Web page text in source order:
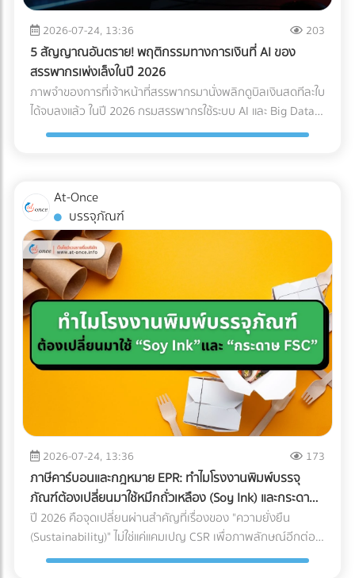
(ระบบบริหารคุณภาพสำหรับเครื่องมือแพทย์) หรือ GDP (Good
Distribution Practice) เพื่อการันตีความมืออาชีพ ระบบติดตาม
แบบ Real-Time (IoT Tracking): ในยุคนี้ การเช็กแค่ว่า "ของถึง
ไหนแล้ว" ไม่พออีกต่อไป ต้องมีเซนเซอร์ IoT ติดไว้กับกล่องสินค้า
เพื่อวัดค่า G-Force (แรงกระแทก), อุณหภูมิ และความเอียง (Tilt)
ตลอดการเดินทาง ซึ่งข้อมูลเหล่านี้สามารถใช้เป็นหลักฐานยืนยัน
ความสมบูรณ์ของสินค้าเมื่อส่งมอบได้ สรุปความคุ้มค่า (ROI):
ย่อมมีราคาสูงกว่าขนส่งทั่วไปประมาณ 20-30% แต่ในมุมมอง
ของการบริหารความเสี่ยง (Risk Management) การลงทุนตรง
นี้ "คุ้มค่ามหาศาล" เมื่อเทียบกับสิ่งที่คุณต้องเสียหากเกิดข้อผิด
พลาด เช่น ค่าซ่อมแซมอะไหล่หลักแสน, ค่าเสียโอกาสจากการ
เลื่อนวันเปิดคลินิก, ค่าปรับจากโรงพยาบาล หรือแม้แต่การถูก
บริษัทประกันปฏิเสธความคุ้มครองเพราะใช้ระบบขนส่งที่ไม่ได้
มาตรฐาน การเลือกใช้บริการขนส่งเฉพาะทางจึงเปรียบเสมือน
การซื้อ "ความสบายใจ" และ "ความมั่นคง" ให้กับธุรกิจของคุณ
ครับ ???? อุปกรณ์การแพทย์ของคุณมีมูลค่าสูงเกินกว่าจะฝากไว้
กับใครก็ได้ การหาบริษัท Logistics (3PL) ที่มีรถขนส่งแบบ Air-
Ride Suspension พร้อมทีมงานที่ผ่านการอบรมมาตรฐาน
White Glove Service ไม่ใช่เรื่องง่ายและต้องใช้เวลาในการตรวจ
สอบประวัติอย่างละเอียด ลดความเสี่ยงและประหยัดเวลาของฝ่าย
จัดซื้อ ด้วยการค้นหาและเปรียบเทียบบริษัทขนส่งเฉพาะทาง
สำหรับเครื่องมือแพทย์ (Healthcare Logistics) ที่ได้มาตรฐาน
สากล ได้ฟรีที่ At-once แพลตฟอร์มรวบรวมธุรกิจ B2B ชั้นนำ
ของประเทศไทย
Page เฉพาะกิจ (Dedicated Landing Page) อย่าส่งลูกค้ากลุ่ม
นี้ไปที่หน้า Home ของเว็บไซต์โรงแรมทั่วไป ให้สร้างหน้า Landing
Page แยกออกมาต่างหากเพื่อขายแพ็กเกจ Long-stay โดย
เฉพาะ หน้านี้ต้องโชว์ภาพห้องทำงานที่สว่าง มีปลั๊กไฟเพียงพอ
และระบุความเร็วอินเทอร์เน็ตอย่างชัดเจน พร้อมปุ่ม Call-to-
Action ที่กระตุ้นให้เกิดการจองตรง (Direct Booking) ทันที 2.
จัดแพ็กเกจ "Ready to Work" เพื่ออัปราคา (Upselling) แทนที่
จะลดราคาห้องพักเพื่อแข่งกับอพาร์ตเมนต์ ให้คุณเพิ่มมูลค่า
อุปกรณ์เหล่านี้เพียงหลักพัน สามารถนำมาตั้งเป็นแพ็กเกจ "Pro
Nomad" ที่ชาร์จราคาเพิ่มได้เดือนละหลายพันบาท แถมยังเป็น
สเปกที่ดึงดูดใจชาว Remote Worker ขั้นสุด 3. ยิงโฆษณาแบบ
เจาะจงเป้าหมาย (Precision Targeting Ads) เลิกหว่านโฆษณา
กว้างๆ แล้วหันมาใช้กลยุทธ์ยิงแอด (Digital Ads) เจาะกลุ่มคน
ต่างชาติที่ทำงานออนไลน์ เช่น ค้นหาผู้ที่สนใจ "Work from
Thailand", "Digital Nomad Visa Thailand" หรือทำ
Retargeting ไปยังกลุ่มที่เคยเข้ามาดูเว็บไซต์ของคุณแต่ยังไม่
ตัดสินใจจอง อย่าปล่อยให้โอกาสหลุดลอยไป... ให้ At-once ช่วย
คุณหาทีมที่ใช่! การปรับเปลี่ยนโครงสร้างราคา สร้าง Landing
Page ที่มี Conversion Rate สูง และการยิงโฆษณาเจาะตลาด
ต่างชาติ ต้องอาศัยความเชี่ยวชาญเฉพาะทาง หากทีม In-house
ของโรงแรมคุณมีงานล้นมืออยู่แล้ว การใช้บริการ Outsource คือ
ทางออกที่รวดเร็วและคุ้มค่าที่สุด อย่าปล่อยให้ห้องพักต้องว่าง
เปล่าในช่วง Low Season! ยกระดับการตลาดโรงแรมของคุณวัน
นี้ เข้ามาค้นหาพาร์ทเนอร์ที่เชี่ยวชาญบน At-once แพลตฟอร์ม
รวบรวมบริษัท B2B ชั้นนำของไทย เรามีตัวเลือกให้คุณครบจบใน
ที่เดียว: Digital Marketing Agency: ผู้เชี่ยวชาญด้านการวาง
กลยุทธ์และยิงแอดเจาะตลาดต่างชาติ Web Developer / UX-UI
Designer: ทีมสร้าง Landing Page และระบบ Direct Booking
2026-07-24, 13:36 203
5 สัญญาณอันตราย! พฤติกรรมทางการเงินที่ AI ของ
สรรพากรเพ่งเล็งในปี 2026
ภาพจำของการที่เจ้าหน้าที่สรรพากรมานั่งพลิกดูบิลเงินสดทีละใบ
ได้จบลงแล้ว ในปี 2026 กรมสรรพากรใช้ระบบ AI และ Big Data
ในการเชื่อมโยงข้อมูลทางการเงินของธุรกิจแบบเรียลไทม์ (Real-
ทางการเงินแบบนี้อยู่ นี่คือ 5 สัญญาณอันตรายที่ AI ของ
สรรพากรจะจัดว่าบริษัทคุณเป็น "กลุ่มเสี่ยงสูง (High Risk)"
ทันที: 1. ข้อมูล e-Tax ไม่ตรงกับ Statement ธนาคาร AI
สามารถดึงข้อมูลความเคลื่อนไหวของบัญชีธนาคาร (ที่เข้าเกณฑ์
รายงาน) มาจับคู่กับรายได้ที่คุณสำแดงผ่านระบบ e-Tax Invoice
และ e-Withholding Tax หากมีเงินโอนเข้าบัญชีบริษัทจำนวนมาก
แต่ยอดขายที่แจ้งเสียภาษีกลับต่ำเตี้ยเรี่ยดิน ระบบจะตีธงแดงทันที
2. ขาดทุนสะสมติดต่อกัน... แต่เจ้าของรวยขึ้น บริษัทแจ้งงบการ
เงินว่า "ขาดทุน" หรือ "กำไรน้อยมาก" ต่อเนื่อง 3-5 ปี แต่
กรรมการบริษัทกลับมีการซื้อทรัพย์สินขนาดใหญ่ เช่น รถสปอร์ต
อสังหาริมทรัพย์ หรือมีการโอนเงินออกไปยังบัญชีส่วนตัวบ่อย
ครั้ง AI จะประเมินว่านี่คือการโยกเงินบริษัท (Siphoning) หรือการ
ปกปิดรายได้ 3. สินค้าคงเหลือ (Inventory) ในงบ ไม่สอดคล้อง
กับความเป็นจริง นี่คือจุดตายของธุรกิจซื้อมาขายไป หากยอด
ขายของคุณน้อย แต่การสั่งซื้อวัตถุดิบหรือนำเข้าสินค้ามีปริมาณ
มหาศาลจน "สต็อกบวม" ผิดปกติ สรรพากรจะตั้งข้อสงสัยว่า
คุณแอบขายสินค้าแบบไม่มีใบกำกับภาษี (ขายของเถื่อน/ขายตัด
ราคา) 4. ค่าใช้จ่ายเบ็ดเตล็ดและค่ารับรองพุ่งสูงปรี๊ด การยัด
"รายจ่ายส่วนตัว" เข้ามาเป็น "ค่าใช้จ่ายบริษัท" เป็นเรื่องที่ AI จับ
ทางได้ง่ายมาก หากหมวดหมู่ค่ารับรอง ค่าเดินทาง หรือค่าใช้จ่าย
At-Once
บรรจุภัณฑ์
2026-07-24, 13:36 173
ภาษีคาร์บอนและกฎหมาย EPR: ทำไมโรงงานพิมพ์บรรจุ
ภัณฑ์ต้องเปลี่ยนมาใช้หมึกถั่วเหลือง (Soy Ink) และกระดาษ
FSC
ปี 2026 คือจุดเปลี่ยนผ่านสำคัญที่เรื่องของ "ความยั่งยืน
(Sustainability)" ไม่ใช่แค่แคมเปญ CSR เพื่อภาพลักษณ์อีกต่อ
ไป แต่กลายเป็น "กำแพงภาษี" และ "ข้อกีดกันทางการค้า" ที่ส่ง